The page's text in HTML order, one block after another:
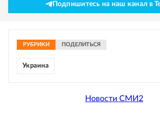
Подпишитесь на наш канал в
РУБРИКИ ПОДЕЛИТЬСЯ
Украина
Новости СМИ2